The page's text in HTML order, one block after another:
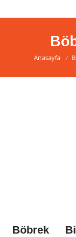
You are here:
Anasayfa
Böbrek